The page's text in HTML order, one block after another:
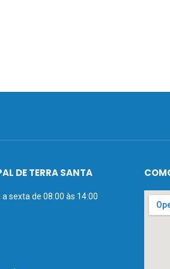
DE TERRA SANTA
sexta de 08:00 às 14:00